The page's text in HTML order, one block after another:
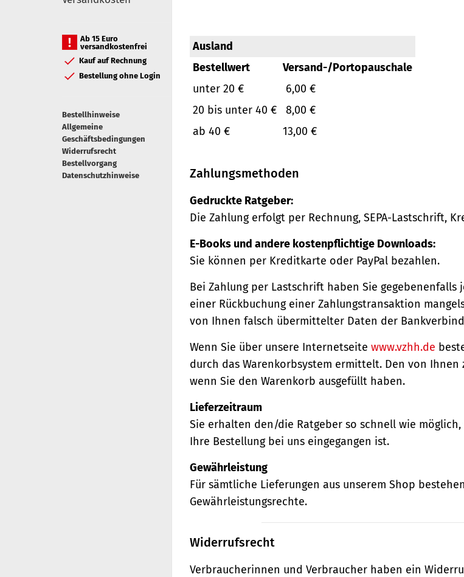
Ab 15 Euro
versandkostenfrei
Kauf auf Rechnung
Bestellung ohne Login
Bestellhinweise
Allgemeine
Geschäftsbedingungen
Widerrufsrecht
Bestellvorgang
Datenschutzhinweise
Ausland
Bestellwert
Versand-/Portopauschale
unter 20 €
6,00 €
20 bis unter 40 €
8,00 €
ab 40 €
13,00 €
Zahlungsmethoden
Gedruckte Ratgeber:
Die Zahlung erfolgt per Rechnung, SEPA-Lastschrift,
E-Books und andere kostenpflichtige Downloads:
Sie können per Kreditkarte oder PayPal bezahlen.
Bei Zahlung per Lastschrift haben Sie
einer Rückbuchung einer Zahlungstransaktion
von Ihnen falsch übermittelter Daten der
Wenn Sie über unsere Internetseite www.vzhh.de
durch das Warenkorbsystem ermittelt. Den von Ihnen
wenn Sie den Warenkorb ausgefüllt haben.
Lieferzeitraum
Sie erhalten den/die Ratgeber so schnell wie
Ihre Bestellung bei uns eingegangen ist.
Gewährleistung
Für sämtliche Lieferungen aus unserem Shop
Gewährleistungsrechte.
Widerrufsrecht
Verbraucherinnen und Verbraucher haben ein